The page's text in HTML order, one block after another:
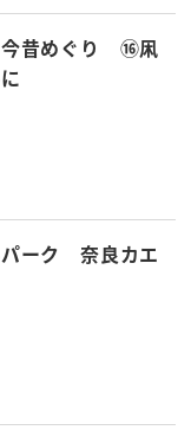
今昔めぐり ⑯凩
ーク 奈良カエ